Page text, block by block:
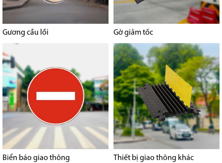
Gương cầu lồi Gờ giảm tốc
Biển báo giao thông Thiết bị giao thông khác